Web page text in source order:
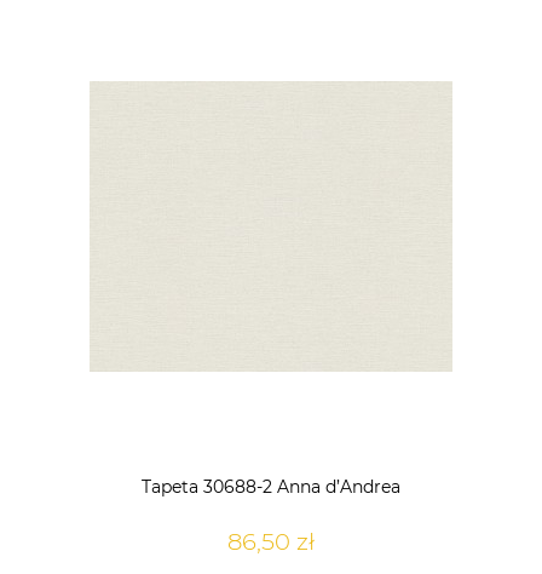
Tapeta 30688-2 Anna d’Andrea
86,50 zł